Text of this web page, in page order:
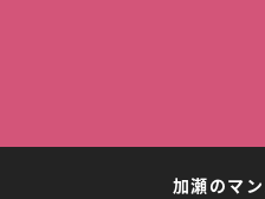
加瀬のマ